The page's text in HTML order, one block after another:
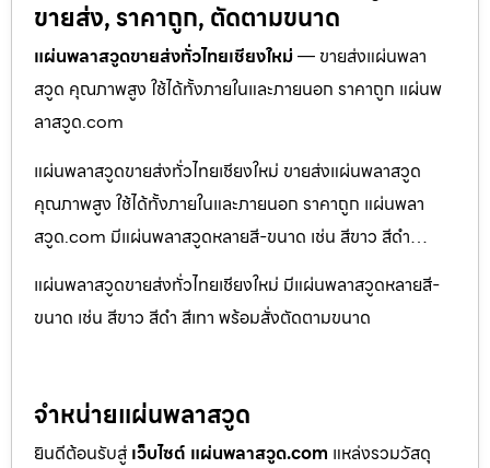
ขายส่ง, ราคาถูก, ตัดตามขนาด
แผ่นพลาสวูดขายส่งทั่วไทยเชียงใหม่— ขายส่งแผ่นพลา
สวูด คุณภาพสูง ใช้ได้ทั้งภายในและภายนอก ราคาถูก แผ่นพ
ลาสวูด.com
แผ่นพลาสวูดขายส่งทั่วไทยเชียงใหม่ ขายส่งแผ่นพลาสวูด
คุณภาพสูง ใช้ได้ทั้งภายในและภายนอก ราคาถูก แผ่นพลา
สวูด.com มีแผ่นพลาสวูดหลายสี-ขนาด เช่น สีขาว สีดำ…
แผ่นพลาสวูดขายส่งทั่วไทยเชียงใหม่ มีแผ่นพลาสวูดหลายสี-
ขนาด เช่น สีขาว สีดำ สีเทา พร้อมสั่งตัดตามขนาด
จำหน่ายแผ่นพลาสวูด
ยินดีต้อนรับสู่ เว็บไซต์ แผ่นพลาสวูด.com แหล่งรวมวัสดุ